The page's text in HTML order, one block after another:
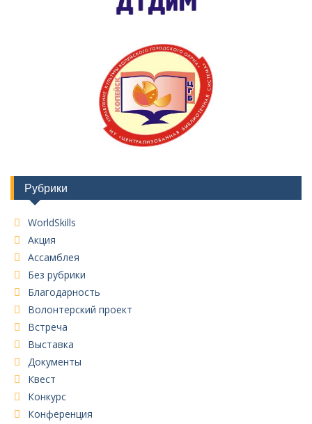
Рубрики
WorldSkills
Акция
Ассамблея
Без рубрики
Благодарность
Волонтерский проект
Встреча
Выставка
Документы
Квест
Конкурс
Конференция